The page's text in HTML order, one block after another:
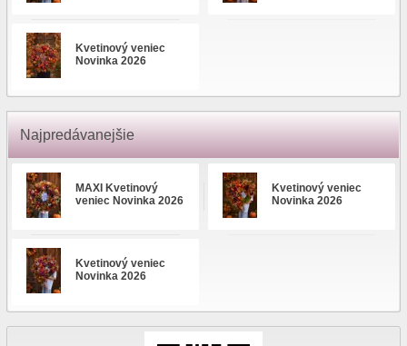
Kvetinový veniec
Novinka 2026
Najpredávanejšie
MAXI Kvetinový
veniec Novinka 2026
Kvetinový veniec
Novinka 2026
Kvetinový veniec
Novinka 2026